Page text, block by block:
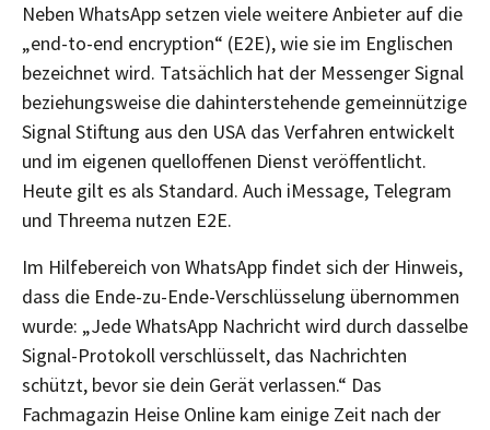
Neben WhatsApp setzen viele weitere Anbieter auf die
„end-to-end encryption“ (E2E), wie sie im Englischen
bezeichnet wird. Tatsächlich hat der Messenger Signal
beziehungsweise die dahinterstehende gemeinnützige
Signal Stiftung aus den USA das Verfahren entwickelt
und im eigenen quelloffenen Dienst veröffentlicht.
Heute gilt es als Standard. Auch iMessage, Telegram
und Threema nutzen E2E.
Im Hilfebereich von WhatsApp findet sich der Hinweis,
dass die Ende-zu-Ende-Verschlüsselung übernommen
wurde: „Jede WhatsApp Nachricht wird durch dasselbe
Signal-Protokoll verschlüsselt, das Nachrichten
schützt, bevor sie dein Gerät verlassen.“ Das
Fachmagazin Heise Online kam einige Zeit nach der